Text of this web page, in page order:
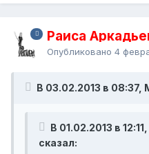
Раиса
Опубликовано 4
В 03.02.2013 в 08:37,
В 01.02.2013 в
сказал: